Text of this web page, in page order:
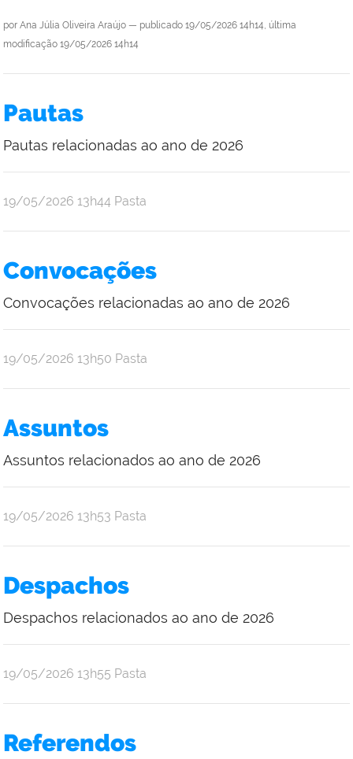
por Ana Júlia Oliveira Araújo — publicado 19/05/2026 14h14, última
modificação 19/05/2026 14h14
Pautas
Pautas relacionadas ao ano de 2026
por
Araújo
publicado
19/05/2026 13h44 Pasta
Convocações
Convocações relacionadas ao ano de 2026
por
Araújo
publicado
19/05/2026 13h50 Pasta
Assuntos
Assuntos relacionados ao ano de 2026
por
Araújo
publicado
19/05/2026 13h53 Pasta
Despachos
Despachos relacionados ao ano de 2026
por
Araújo
publicado
19/05/2026 13h55 Pasta
Referendos